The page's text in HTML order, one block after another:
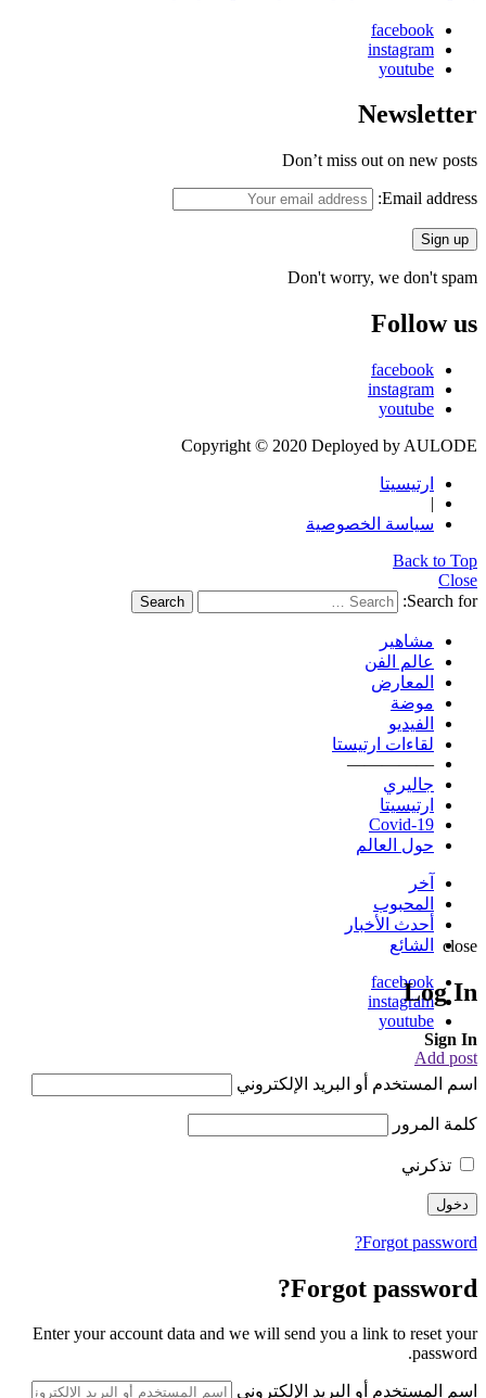
facebook
instagram
youtube
Newsletter
Don’t miss out on new posts
Email address:
Don't worry, we don't spam
Follow us
facebook
instagram
youtube
Copyright © 2020 Deployed by AULODE
ارتيسيتا
|
سياسة الخصوصية
Back to Top
Close
Search for:
Search
مشاهير
عالم الفن
المعارض
موضة
الفيديو
لقاءات ارتيستا
—————
جاليري
ارتيسيتا
Covid-19
حول العالم
آخر
المحبوب
أحدث الأخبار
الشائع
facebook
instagram
youtube
Add post
close
Log In
Sign In
اسم المستخدم أو البريد الإلكتروني
كلمة المرور
تذكرني
Forgot password?
Forgot password?
Enter your account data and we will send you a link to reset your
password.
اسم المستخدم أو البريد الإلكتروني